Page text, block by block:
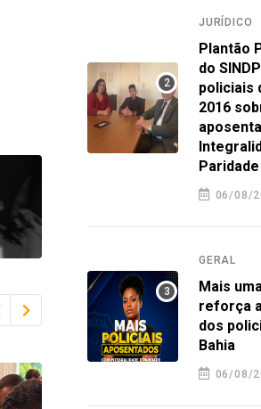
JURÍDICO
Plantão
do
policiais
2016
Paridade
06/08/
GERAL
Mais
reforça
dos
Bahia
06/08/